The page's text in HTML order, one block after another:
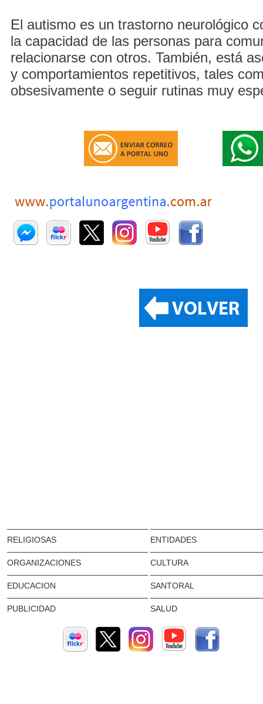
El autismo es un trastorno neurológico
la capacidad de las personas para
relacionarse con otros. También, está
y comportamientos repetitivos, tales
obsesivamente o seguir rutinas muy
RELIGIOSAS ENTIDADES
ORGANIZACIONES CULTURA
EDUCACION SANTORAL
PUBLICIDAD SALUD